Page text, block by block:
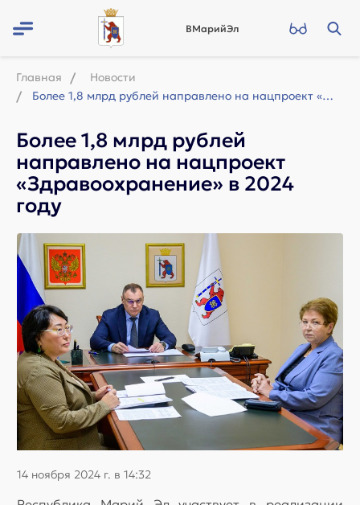
ВМарийЭл
Главная
Новости
Более 1,8 млрд рублей направлено на нацпроект «Здравоохранение» в 2024 году
Более 1,8 млрд рублей
направлено на нацпроект
«Здравоохранение» в 2024
году
14 ноября 2024 г. в 14:32